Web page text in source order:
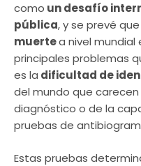
como un desafío
pública, y se prevé
muertea nivel mundial
principales problemas
es la dificultad de
del mundo que
diagnóstico o de la
pruebas de
Estas pruebas